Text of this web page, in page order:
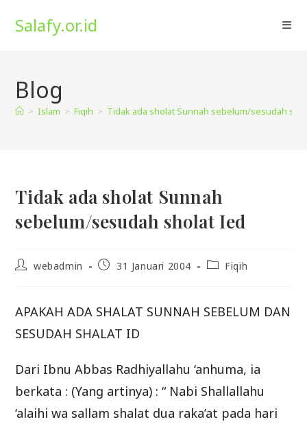
Salafy.or.id
Blog
> Islam > Fiqih > Tidak ada sholat Sunnah sebelum/sesudah
Tidak ada sholat Sunnah
sebelum/sesudah sholat Ied
Postwebadmin
Post31 Januari 2004
PostFiqih
APAKAH ADA SHALAT SUNNAH SEBELUM DAN
SESUDAH SHALAT ID
Dari Ibnu Abbas Radhiyallahu ‘anhuma, ia
berkata : (Yang artinya) : “ Nabi Shallallahu
‘alaihi wa sallam shalat dua raka’at pada hari